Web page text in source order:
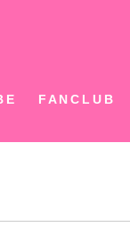
FANCLUB